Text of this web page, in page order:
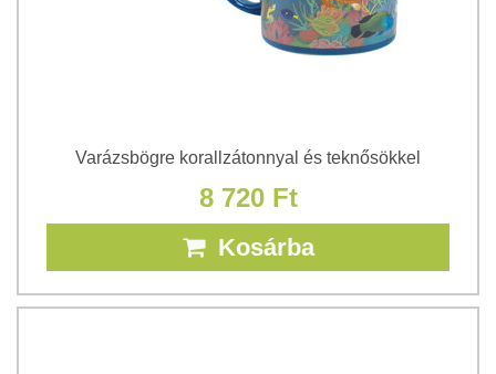
Varázsbögre korallzátonnyal és teknősökkel
8 720 Ft
Kosárba